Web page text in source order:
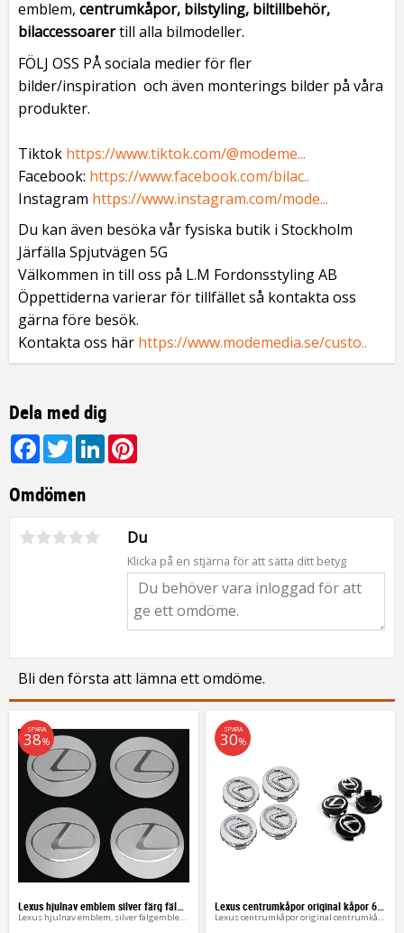
emblem, centrumkåpor, bilstyling, biltillbehör,
bilaccessoarertill alla bilmodeller.
FÖLJ OSS PÅ sociala medier för fler
bilder/inspiration och även monterings bilder på våra
produkter.
Tiktok https://www.tiktok.com/@modeme...
Facebook: https://www.facebook.com/bilac..
Instagram https://www.instagram.com/mode...
Du kan även besöka vår fysiska butik i Stockholm
Järfälla Spjutvägen 5G
Välkommen in till oss på L.M Fordonsstyling AB
Öppettiderna varierar för tillfället så kontakta oss
gärna före besök.
Kontakta oss här https://www.modemedia.se/custo..
Dela med dig
Facebook
TwitterLinkedIn
Omdömen
Du
Klicka på en stjärna för att sätta ditt betyg
Bli den första att lämna ett omdöme.
Lexus hjulnav emblem, silver fälgemblem 56, 50, 65 mm
SPARA
38%
Lexus centrumkåpor original centrumkåpa 62 mm
SPARA
30%